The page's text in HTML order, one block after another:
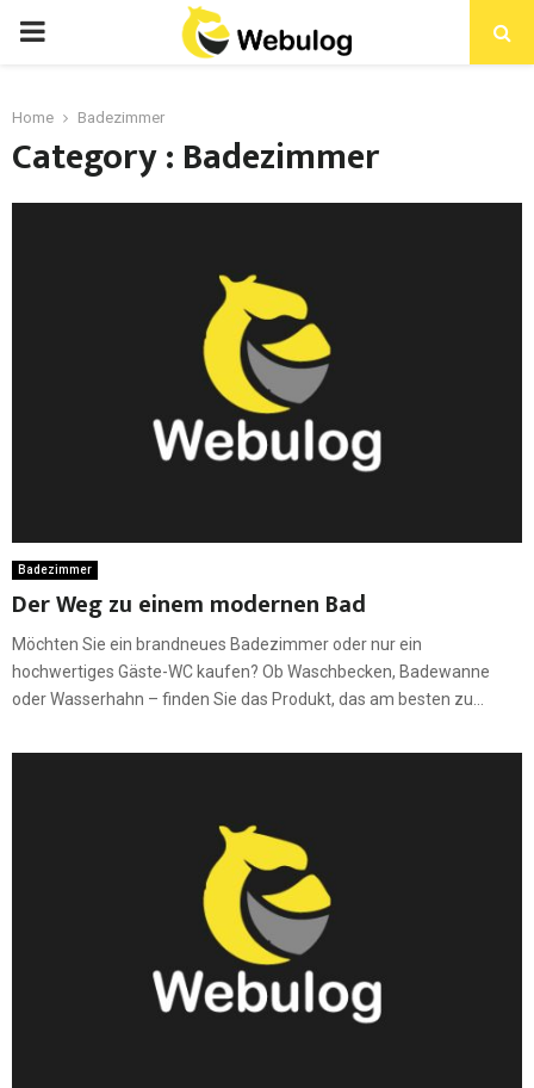
Home Badezimmer
Category : Badezimmer
Badezimmer
Der Weg zu einem modernen Bad
Möchten Sie ein brandneues Badezimmer oder nur ein
hochwertiges Gäste-WC kaufen? Ob Waschbecken, Badewanne
oder Wasserhahn – finden Sie das Produkt, das am besten zu...